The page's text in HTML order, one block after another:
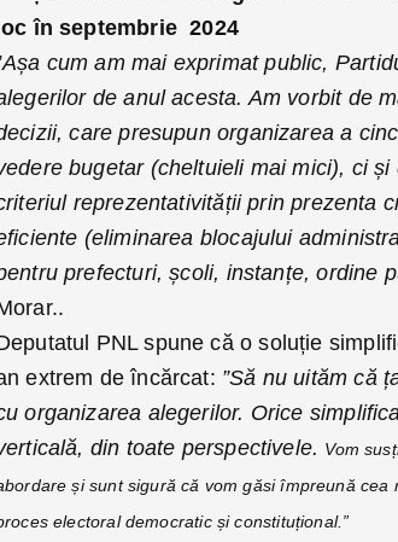
în septembrie 2024
Așa cum am mai exprimat public,
de anul acesta. Am vorbit de
care presupun organizarea a
bugetar (cheltuieli mai mici), ci
reprezentativității prin prezenta
(eliminarea blocajului
prefecturi, școli, instanțe, ordine
PNL spune că o soluție
extrem de încărcat: ”Să nu uităm că
organizarea alegerilor. Orice
din toate perspectivele. Vom
și sunt sigură că vom găsi împreună
electoral democratic și constituțional.”